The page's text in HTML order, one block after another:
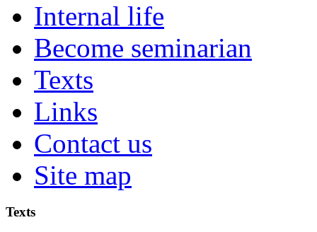
Internal life
Become seminarian
Texts
Links
Contact us
Site map
Texts